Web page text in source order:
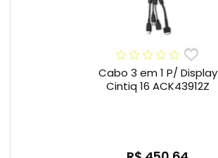
Cabo 3 em 1 P/ Display
Cintiq 16 ACK43912Z